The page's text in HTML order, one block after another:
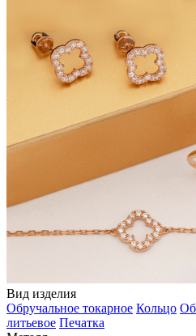
Вид изделия
Обручальное токарное Кольцо
литьевое Печатка